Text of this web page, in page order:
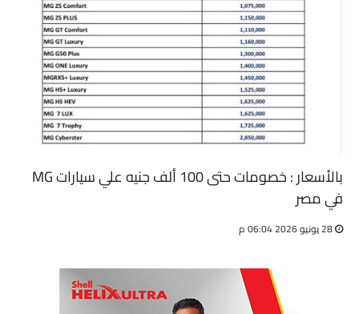
بالأسعار : خصومات حتى 100 ألف جنيه علي سيارات MG
في مصر